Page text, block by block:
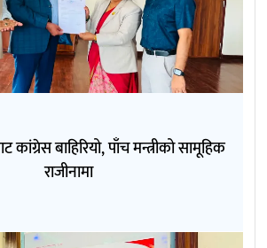
कांग्रेस बाहिरियो, पाँच मन्त्रीको सामूहिक
राजीनामा